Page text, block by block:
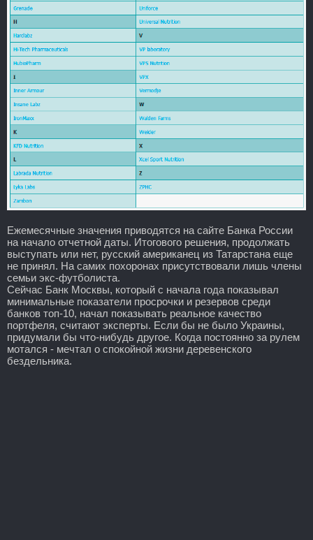
Ежемесячные значения приводятся на сайте Банка России
на начало отчетной даты. Итогового решения, продолжать
выступать или нет, русский американец из Татарстана еще
не принял. На самих похоронах присутствовали лишь члены
семьи экс-футболиста.
Сейчас Банк Москвы, который с начала года показывал
минимальные показатели просрочки и резервов среди
банков топ-10, начал показывать реальное качество
портфеля, считают эксперты. Если бы не было Украины,
придумали бы что-нибудь другое. Когда постоянно за рулем
мотался - мечтал о спокойной жизни деревенского
бездельника.